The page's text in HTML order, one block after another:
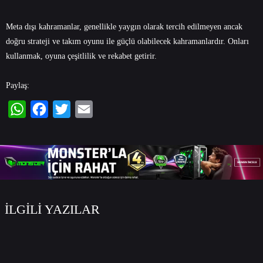
Meta dışı kahramanlar, genellikle yaygın olarak tercih edilmeyen ancak
doğru strateji ve takım oyunu ile güçlü olabilecek kahramanlardır. Onları
kullanmak, oyuna çeşitlilik ve rekabet getirir.
Paylaş:
İLGİLİ YAZILAR